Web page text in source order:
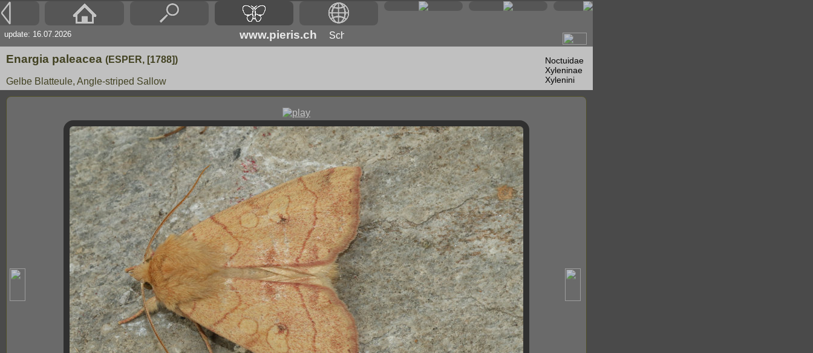
update: 16.07.2026
www.pieris.ch
Enargia paleacea (ESPER, [1788])
Noctuidae
Xyleninae
Xylenini
Gelbe Blatteule, Angle-striped Sallow